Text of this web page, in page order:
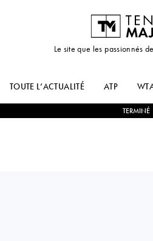
Le site que les passionnés
TOUTE L’ACTUALITÉ ATP
TERMINÉ